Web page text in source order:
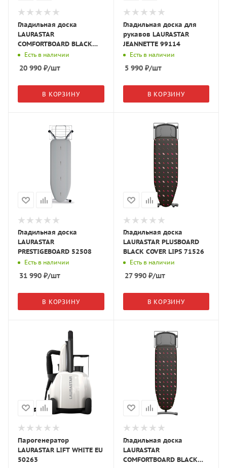
Гладильная доска
LAURASTAR
COMFORTBOARD BLACK
COVER GLASSES 71236
Есть в наличии
20 990 ₽/шт
В КОРЗИНУ
Гладильная доска для
рукавов LAURASTAR
JEANNETTE 99114
Есть в наличии
5 990₽/шт
В КОРЗИНУ
Гладильная доска
LAURASTAR
PRESTIGEBOARD 52508
Есть в наличии
31 990 ₽/шт
В КОРЗИНУ
Гладильная доска
LAURASTAR PLUSBOARD
BLACK СOVER LIPS 71526
Есть в наличии
27 990₽/шт
В КОРЗИНУ
Парогенератор
LAURASTAR LIFT WHITE EU
50263
Гладильная доска
LAURASTAR
COMFORTBOARD BLACK